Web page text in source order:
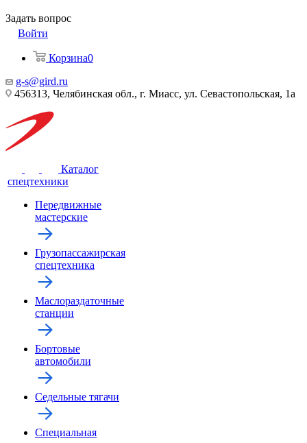
Задать вопрос
Войти
Корзина0
g-s@gird.ru
456313, Челябинская обл., г. Миасс, ул. Севастопольская, 1а
Каталог
спецтехники
Передвижные
мастерские
Грузопассажирская
спецтехника
Маслораздаточные
станции
Бортовые
автомобили
Седельные тягачи
Специальная